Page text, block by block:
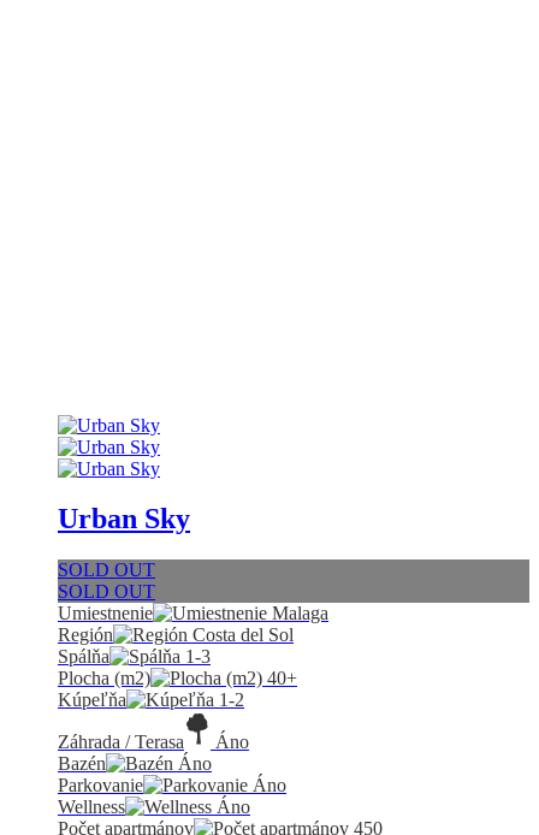
Urban Sky
SOLD OUT
SOLD OUT
Umiestnenie
Malaga
Región
Costa del Sol
Spálňa
1-3
Plocha (m2)
40+
Kúpeľňa
1-2
Záhrada / Terasa
Áno
Bazén
Áno
Parkovanie
Áno
Wellness
Áno
Počet apartmánov
450